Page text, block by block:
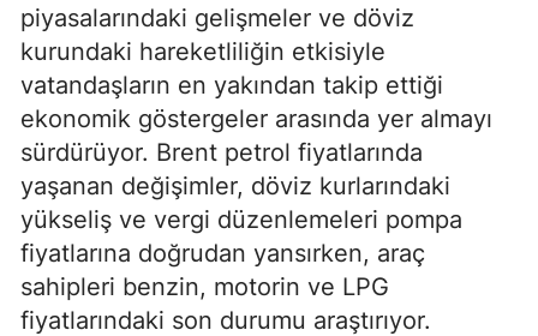
piyasalarındaki gelişmeler ve döviz
kurundaki hareketliliğin etkisiyle
vatandaşların en yakından takip ettiği
ekonomik göstergeler arasında yer almayı
sürdürüyor. Brent petrol fiyatlarında
yaşanan değişimler, döviz kurlarındaki
yükseliş ve vergi düzenlemeleri pompa
fiyatlarına doğrudan yansırken, araç
sahipleri benzin, motorin ve LPG
fiyatlarındaki son durumu araştırıyor.